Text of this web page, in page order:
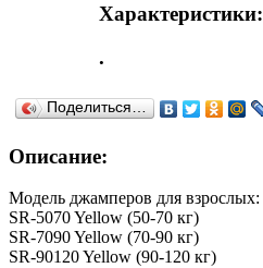
Характеристики:
.
Поделиться…
Описание:
Модель джамперов для взрослых:
SR-5070 Yellow (50-70 кг)
SR-7090 Yellow (70-90 кг)
SR-90120 Yellow (90-120 кг)